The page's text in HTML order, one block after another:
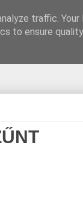
traffic. Your
to ensure